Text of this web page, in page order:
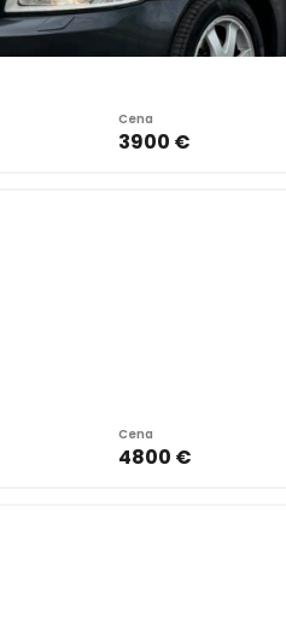
Cena
3900 €
Cena
4800 €